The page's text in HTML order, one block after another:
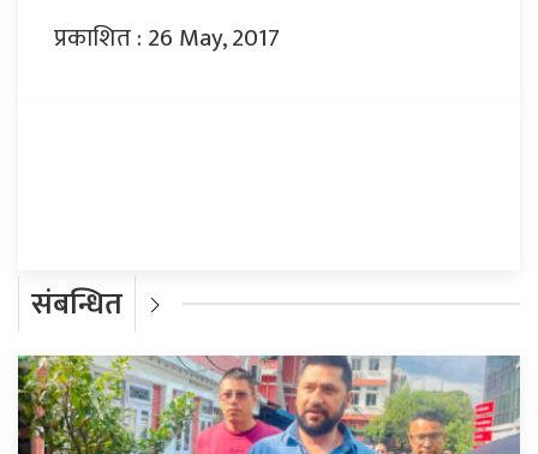
प्रकाशित : 26 May, 2017
संबन्धित